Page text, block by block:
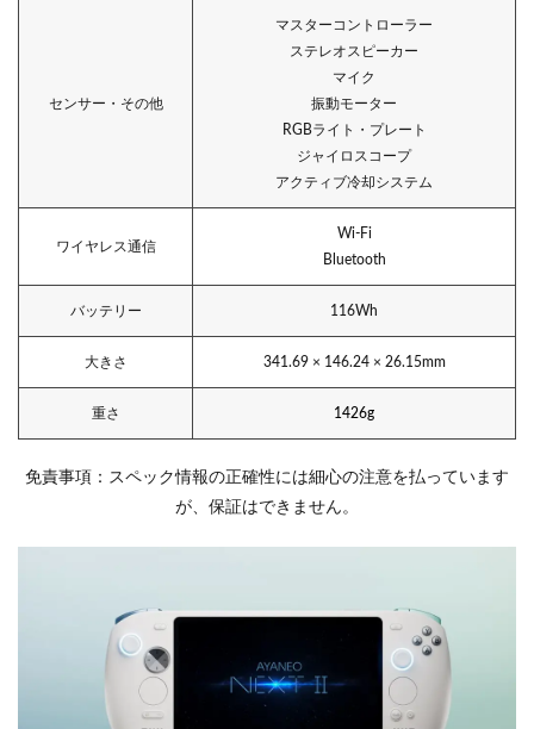
センサー・その他
マスターコントローラー
ステレオスピーカー
マイク
振動モーター
RGBライト・プレート
ジャイロスコープ
アクティブ冷却システム
ワイヤレス通信
Wi-Fi
Bluetooth
バッテリー 116Wh
大きさ 341.69 × 146.24 × 26.15mm
重さ 1426g
免責事項：スペック情報の正確性には細心の注意を払っています
が、保証はできません。